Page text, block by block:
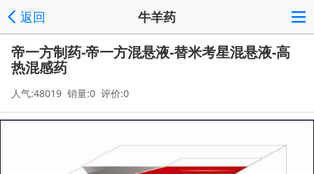
返回 牛羊药
帝一方制药-帝一方混悬液-替米考星混悬液-高
热混感药
人气:48019 销量:0 评价:0